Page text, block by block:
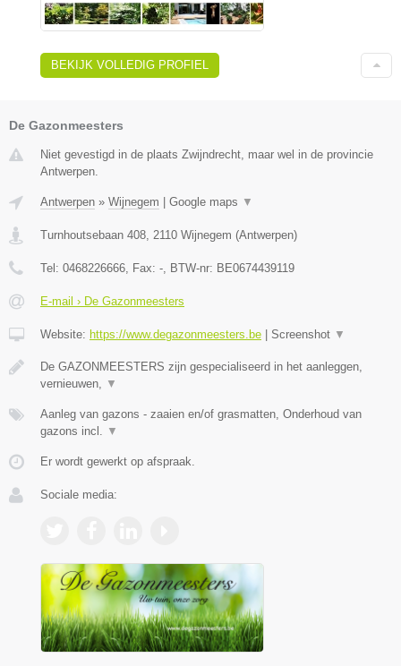
BEKIJK VOLLEDIG PROFIEL
De Gazonmeesters
Niet gevestigd in de plaats Zwijndrecht, maar wel in de provincie
Antwerpen.
Antwerpen » Wijnegem | Google maps ▼
Turnhoutsebaan 408 2110 Wijnegem (Antwerpen)
Tel: 0468226666 , Fax: - , BTW-nr: BE0674439119
E-mail › De Gazonmeesters
Website: https://www.degazonmeesters.be | Screenshot ▼
De GAZONMEESTERS zijn gespecialiseerd in het aanleggen,
vernieuwen,
▼
Aanleg van gazons - zaaien en/of grasmatten, Onderhoud van
gazons incl.
▼
Er wordt gewerkt op afspraak.
Sociale media: